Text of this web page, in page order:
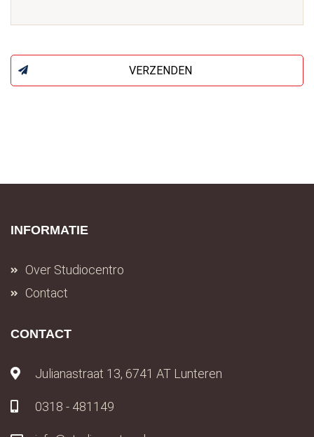
VERZENDEN
INFORMATIE
Over Studiocentro
Contact
CONTACT
Julianastraat 13, 6741 AT Lunteren
0318 - 481149